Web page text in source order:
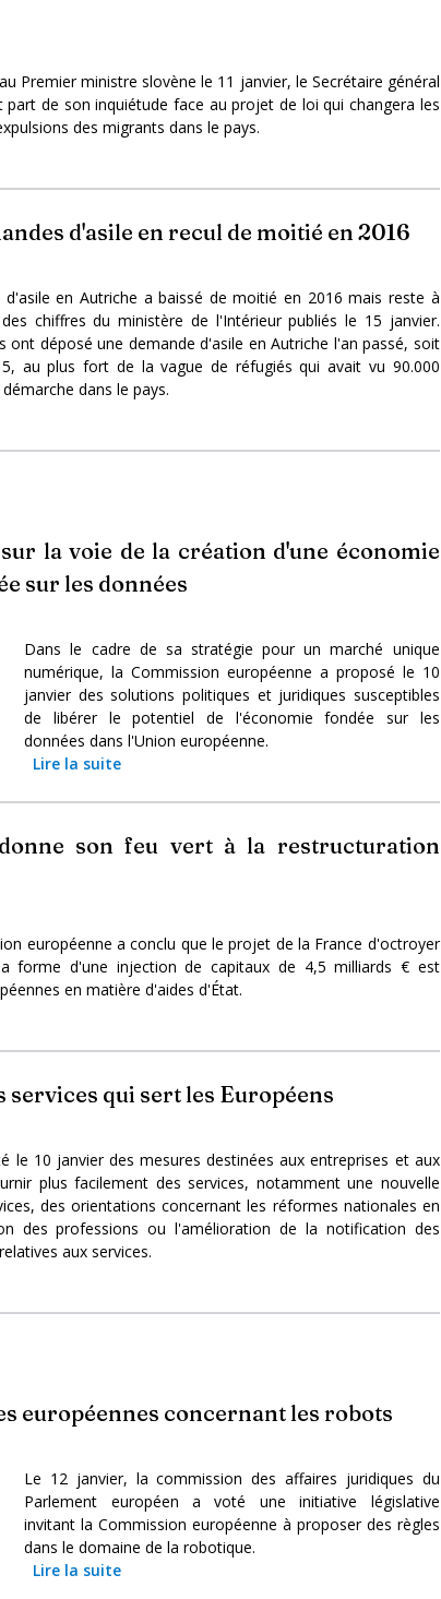
Premier ministre slovène le 11 janvier, le Secrétaire général
part de son inquiétude face au projet de loi qui changera les
des migrants dans le pays.
d'asile en recul de moitié en 2016
en Autriche a baissé de moitié en 2016 mais reste à
chiffres du ministère de l'Intérieur publiés le 15 janvier.
ont déposé une demande d'asile en Autriche l'an passé, soit
au plus fort de la vague de réfugiés qui avait vu 90.000
dans le pays.
la voie de la création d'une économie
sur les données
Dans le cadre de sa stratégie pour un marché unique
numérique, la Commission européenne a proposé le 10
janvier des solutions politiques et juridiques susceptibles
de libérer le potentiel de l'économie fondée sur les
données dans l'Union européenne.
Lire la suite
son feu vert à la restructuration
européenne a conclu que le projet de la France d'octroyer
forme d'une injection de capitaux de 4,5 milliards € est
en matière d'aides d'État.
services qui sert les Européens
le 10 janvier des mesures destinées aux entreprises et aux
plus facilement des services, notamment une nouvelle
des orientations concernant les réformes nationales en
des professions ou l'amélioration de la notification des
aux services.
européennes concernant les robots
Le 12 janvier, la commission des affaires juridiques du
Parlement européen a voté une initiative législative
invitant la Commission européenne à proposer des règles
dans le domaine de la robotique.
Lire la suite